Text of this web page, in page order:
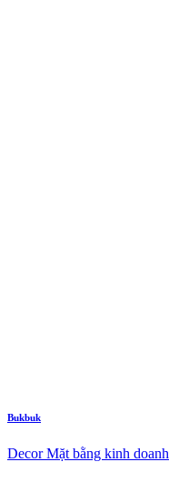
Bukbuk
Decor Mặt bằng kinh doanh